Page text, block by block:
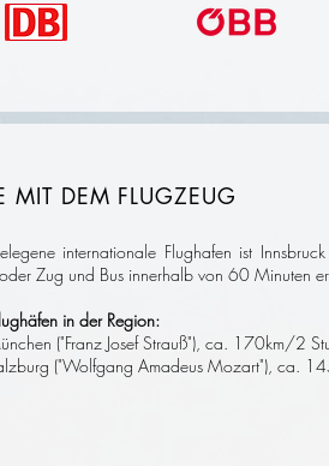
MIT DEM FLUGZEUG
internationale Flughafen ist
Zug und Bus innerhalb von 60 Minuten
in der Region:
("Franz Josef Strauß"), ca. 170km/2
("Wolfgang Amadeus Mozart"), ca.